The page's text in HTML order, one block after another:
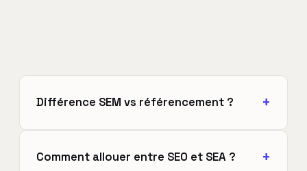
Différence SEM vs référencement ?
Comment allouer entre SEO et SEA ?